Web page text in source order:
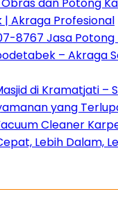
Akraga Profesional
8767 Jasa
– Akraga
di Kramatjati –
yang
Cleaner
Lebih Dalam,